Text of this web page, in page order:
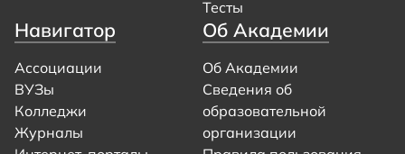
Тесты
Навигатор
Ассоциации
ВУЗы
Колледжи
Журналы
Об Академии
Об Академии
Сведения об
образовательной
организации